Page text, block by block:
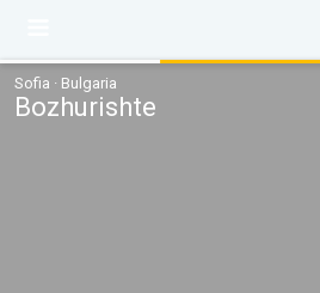
Sofia · Bulgaria
Bozhurishte